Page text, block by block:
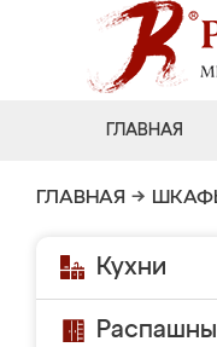
ГЛАВНАЯ
ГЛАВНАЯ →
Кухни